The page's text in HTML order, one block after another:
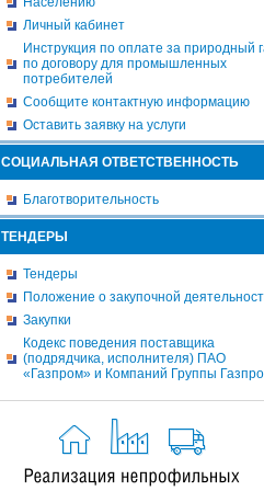
Личный кабинет
Инструкция по оплате за природный
по договору для промышленных
потребителей
Сообщите контактную информацию
Оставить заявку на услуги
СОЦИАЛЬНАЯ ОТВЕТСТВЕННОСТЬ
Благотворительность
ТЕНДЕРЫ
Тендеры
Положение о закупочной
Закупки
Кодекс поведения поставщика
(подрядчика, исполнителя) ПАО
«Газпром» и Компаний Группы